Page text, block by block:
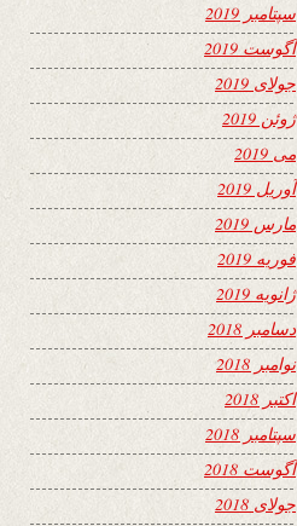
سپتامبر 2019
آگوست 2019
جولای 2019
ژوئن 2019
می 2019
آوریل 2019
مارس 2019
فوریه 2019
ژانویه 2019
دسامبر 2018
نوامبر 2018
اکتبر 2018
سپتامبر 2018
آگوست 2018
جولای 2018